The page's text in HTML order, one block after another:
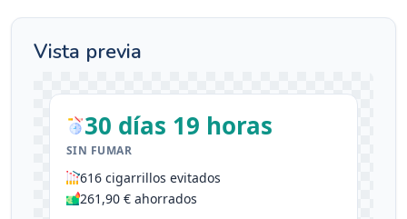
Vista previa
30 días 19 horas
SIN FUMAR
616 cigarrillos evitados
261,90 € ahorrados